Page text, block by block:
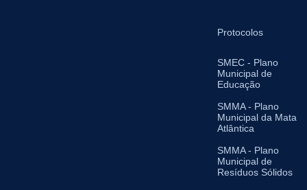
Protocolos
SMEC - Plano
Municipal de
Educação
SMMA - Plano
Municipal da Mata
Atlântica
SMMA - Plano
Municipal de
Resíduos Sólidos